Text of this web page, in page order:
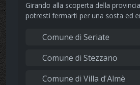
Girando alla scoperta della
potresti fermarti per una sosta ed
Comune di Seriate
Comune di Stezzano
Comune di Villa d'Almè